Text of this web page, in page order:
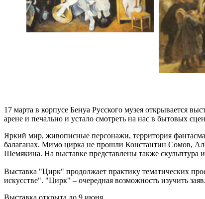
17 марта в корпусе Бенуа Русского музея открывается
арене и печально и устало смотреть на нас в бытовых
Яркий мир, живописные персонажи, территория
балаганах. Мимо цирка не прошли Константин Сомов,
Шемякина. На выставке представлены также
Выставка "Цирк" продолжает практику тематических
искусстве". "Цирк" – очередная возможность изучить
Выставка открыта до 9 июня.